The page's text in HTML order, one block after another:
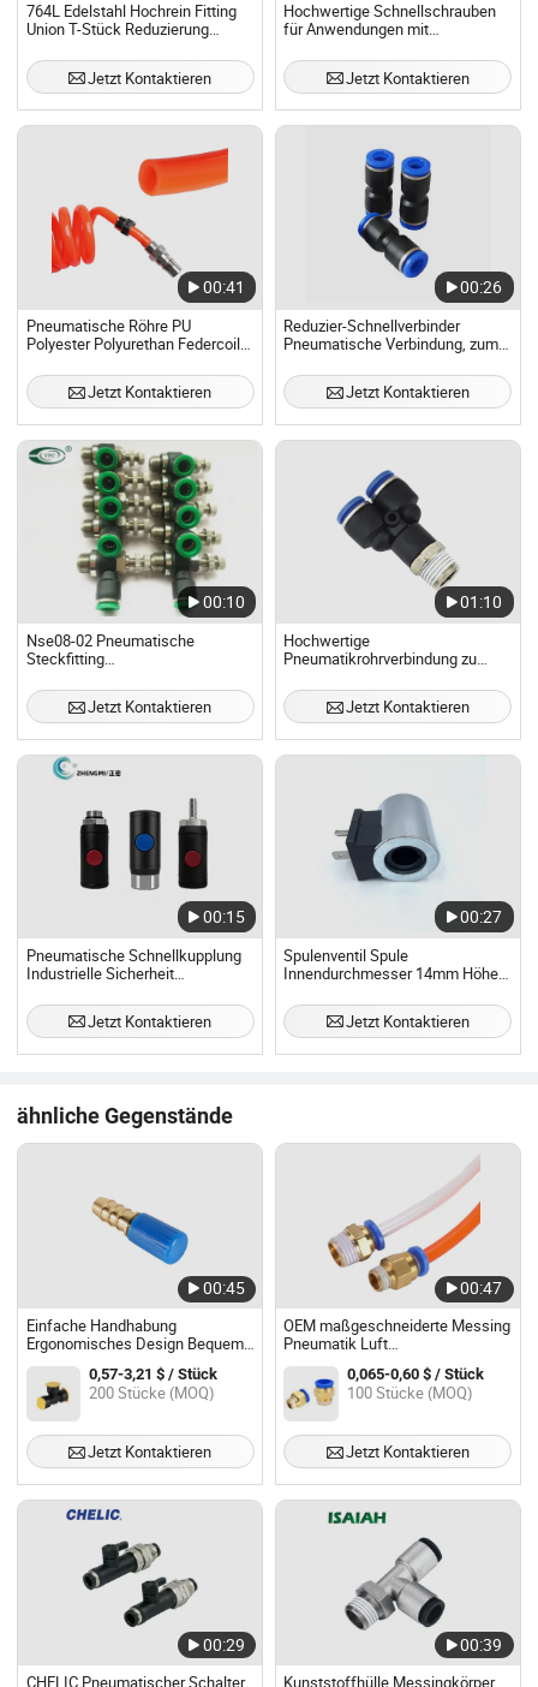
764L Edelstahl Hochrein Fitting
Union T-Stück Reduzierung
Jetzt Kontaktieren
Hochwertige Schnellschrauben
für Anwendungen mit
Jetzt Kontaktieren
00:41
Pneumatische Röhre PU
Polyester Polyurethan Federcoil-
Jetzt Kontaktieren
00:26
Reduzier-Schnellverbinder
Pneumatische Verbindung, zum
Luftschläuchen
Jetzt Kontaktieren
00:10
Nse08-02 Pneumatische
Steckfitting
Jetzt Kontaktieren
01:10
Hochwertige
Pneumatikrohrverbindung zu
Jetzt Kontaktieren
00:15
Pneumatische Schnellkupplung
Industrielle Sicherheit
Jetzt Kontaktieren
00:27
Spulenventil Spule
Innendurchmesser 14mm Höhe
Jetzt Kontaktieren
ähnliche Gegenstände
00:45
Einfache Handhabung
Ergonomisches Design Bequeme
Fahrzeugluftbremsenverbindung
0,57-3,21 $ / Stück
200 Stücke (MOQ)
Jetzt Kontaktieren
00:47
OEM maßgeschneiderte Messing
Pneumatik Luft
Schnellanschluss für die
Automobilherstellung
0,065-0,60 $ / Stück
100 Stücke (MOQ)
Jetzt Kontaktieren
00:29
CHELIC Pneumatischer Schalter
00:39
Kunststoffhülle Messingkörper